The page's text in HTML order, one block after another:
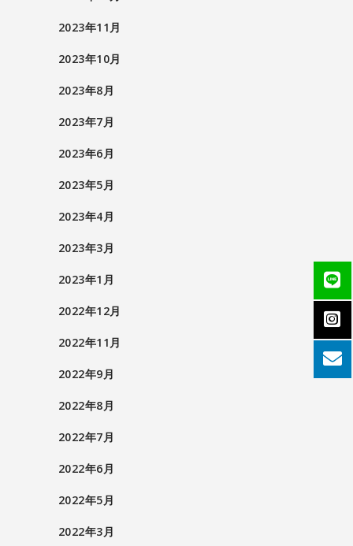
2023年11月
2023年10月
2023年8月
2023年7月
2023年6月
2023年5月
2023年4月
2023年3月
2023年1月
2022年12月
2022年11月
2022年9月
2022年8月
2022年7月
2022年6月
2022年5月
2022年3月